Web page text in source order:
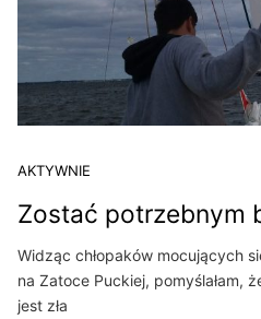
AKTYWNIE
Zostać potrzebnym
Widząc chłopaków mocujących
na Zatoce Puckiej, pomyślałam,
jest zła